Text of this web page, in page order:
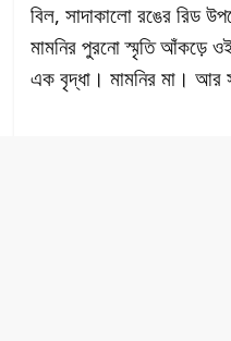
বিল, সাদাকালো রঙের রিড
মামনির পুরনো স্মৃতি আঁকড়ে
এক বৃদ্ধা। মামনির মা। আর